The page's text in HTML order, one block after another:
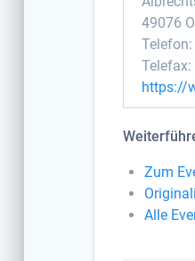
49076
https://
Zum
Alle